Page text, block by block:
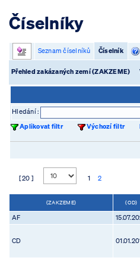
Číselníky
Seznam číselníků Číselník
Přehled zakázaných zemí (ZAKZEME)
Hledání :
Aplikovat filtr
Výchozí filtr
[ 20 ] 1 2
(ZAKZEME) (OD)
AF
CD